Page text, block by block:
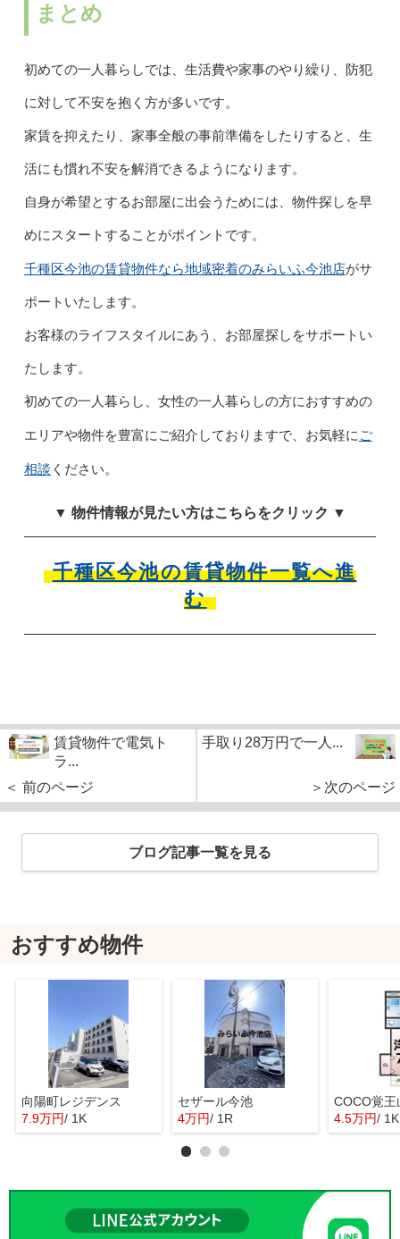
まとめ
初めての一人暮らしでは、生活費や家事のやり繰り、防犯
に対して不安を抱く方が多いです。
家賃を抑えたり、家事全般の事前準備をしたりすると、生
活にも慣れ不安を解消できるようになります。
自身が希望とするお部屋に出会うためには、物件探しを早
めにスタートすることがポイントです。
千種区今池の賃貸物件なら地域密着のみらいふ今池店がサ
ポートいたします。
お客様のライフスタイルにあう、お部屋探しをサポートい
たします。
初めての一人暮らし、女性の一人暮らしの方におすすめの
エリアや物件を豊富にご紹介しておりますで、お気軽に ご
相談 ください。
▼ 物件情報が見たい方はこちらをクリック ▼
千種区今池の賃貸物件一覧へ進
む
賃貸物件で電気ト
ラ...
＜ 前のページ
手取り28万円で一人...
＞次のページ
ブログ記事一覧を見る
おすすめ物件
向陽町レジデンス
7.9万円/ 1K
セザール今池
4万円/ 1R
COCO覚王
4.5万円/ 1K